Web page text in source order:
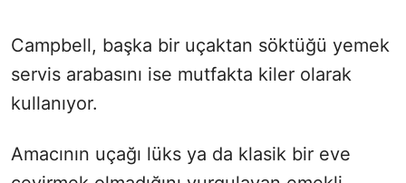
Campbell, başka bir uçaktan söktüğü yemek
servis arabasını ise mutfakta kiler olarak
kullanıyor.
Amacının uçağı lüks ya da klasik bir eve